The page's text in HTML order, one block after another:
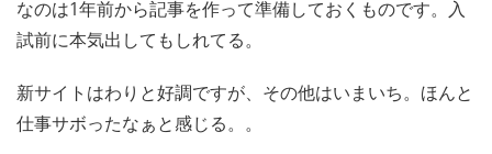
なのは1年前から記事を作って準備しておくものです。入
試前に本気出してもしれてる。
新サイトはわりと好調ですが、その他はいまいち。ほんと
仕事サボったなぁと感じる。。